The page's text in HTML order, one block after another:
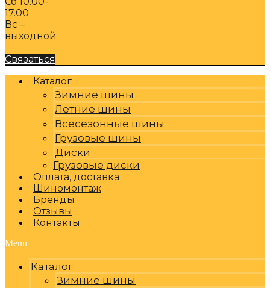
17.00
Вс –
выходной
Связаться
Каталог
Зимние шины
Летние шины
Всесезонные шины
Грузовые шины
Диски
Грузовые диски
Оплата, доставка
Шиномонтаж
Бренды
Отзывы
Контакты
Menu
Каталог
Зимние шины